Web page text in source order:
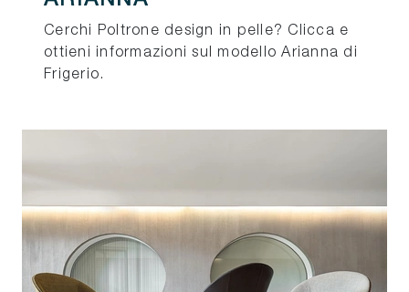
Cerchi Poltrone design in pelle? Clicca e
ottieni informazioni sul modello Arianna di
Frigerio.